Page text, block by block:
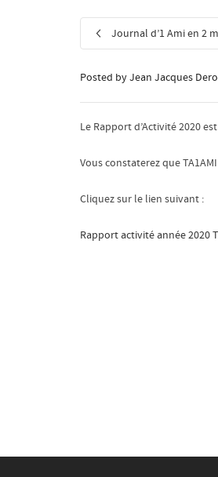
Journal d’1 Ami en 2
Posted byJean Jacques
Le Rapport d’Activité 2020
Vous constaterez que
Cliquez sur le lien suivant :
Rapport activité année 2020